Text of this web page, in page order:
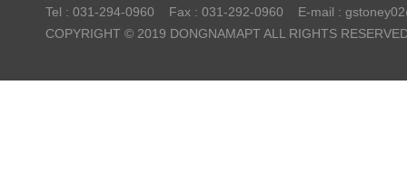
Tel : 031-294-0960
Fax : 031-292-0960
E-mail :
COPYRIGHT © 2019 DONGNAMAPT ALL RIGHTS